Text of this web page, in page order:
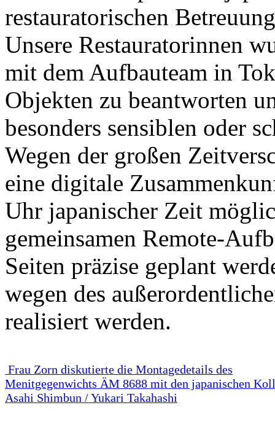
restauratorischen
Unsere Restauratorinnen
mit dem Aufbauteam in
Objekten zu beantworten
besonders sensiblen oder
Wegen der großen
eine digitale
Uhr japanischer Zeit
gemeinsamen Remote-
Seiten präzise geplant
wegen des
realisiert werden.
Frau Zorn diskutierte die Montagedetails des
Menitgegenwichts ÄM 8688 mit den japanischen
Asahi Shimbun / Yukari Takahashi